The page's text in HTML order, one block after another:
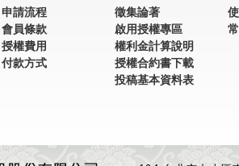
申請流程
會員條款
授權費用
付款方式
徵集論著
啟用授權專區
權利金計算說明
授權合約書下載
投稿基本資料表